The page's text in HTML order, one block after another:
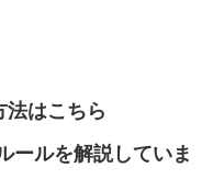
法はこちら
ールを解説していま